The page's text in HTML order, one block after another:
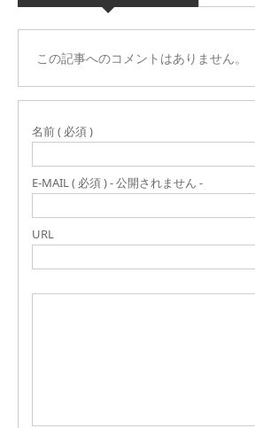
この記事へのコメントはありません。
名前 ( 必須 )
E-MAIL ( 必須 ) - 公開されません -
URL